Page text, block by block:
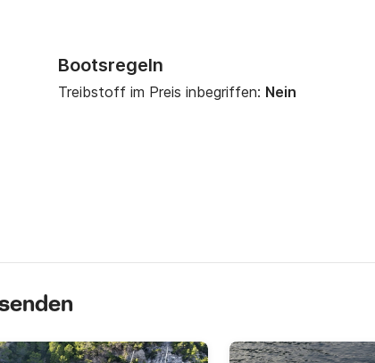
Bootsregeln
Treibstoff im Preis inbegriffen: Nein